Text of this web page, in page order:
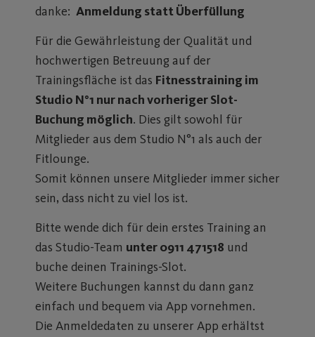
danke: Anmeldung statt Überfüllung
Für die Gewährleistung der Qualität und
hochwertigen Betreuung auf der
Trainingsfläche ist das Fitnesstraining im
Studio N°1 nur nach vorheriger Slot-
Buchung möglich. Dies gilt sowohl für
Mitglieder aus dem Studio N°1 als auch der
Fitlounge.
Somit können unsere Mitglieder immer sicher
sein, dass nicht zu viel los ist.
Bitte wende dich für dein erstes Training an
das Studio-Team unter 0911 471518 und
buche deinen Trainings-Slot.
Weitere Buchungen kannst du dann ganz
einfach und bequem via App vornehmen.
Die Anmeldedaten zu unserer App erhältst